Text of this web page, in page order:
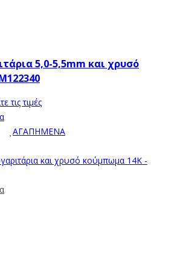
5,0-5,5mm και χρυσό
τις τιμές
ΑΓΑΠΗΜΕΝΑ